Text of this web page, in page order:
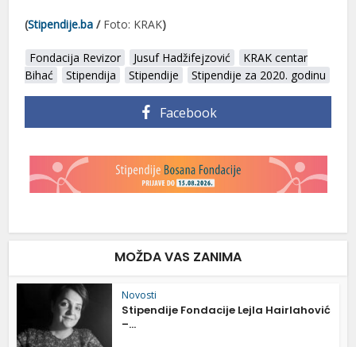
(Stipendije.ba / Foto: KRAK)
Fondacija Revizor Jusuf Hadžifejzović
KRAK centar
Bihać
Stipendija Stipendije Stipendije za 2020. godinu
Facebook
MOŽDA VAS ZANIMA
Novosti
Stipendije Fondacije Lejla Hairlahović
–...